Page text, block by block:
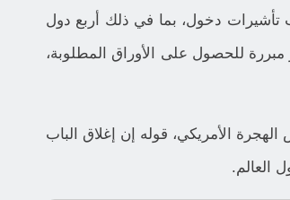
تأشيرات دخول، بما في ذلك أربع دول
للحصول على الأوراق المطلوبة،
الأمريكي، قوله إن إغلاق الباب
العالم.